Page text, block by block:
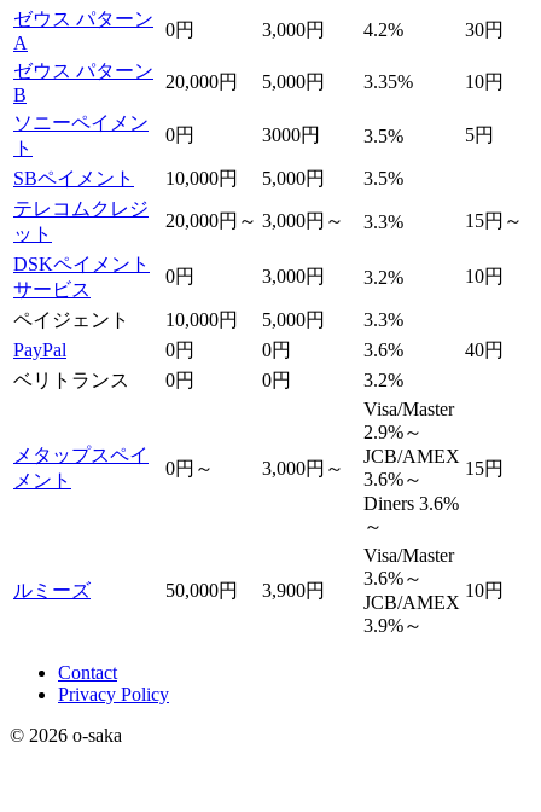
ゼウス パターン
A
0円 3,000円 4.2%
30円
ゼウス パターン
B
20,000円 5,000円 3.35%
10円
ソニーペイメン
ト
0円 3000円 3.5% 5円
SBペイメント 10,000円 5,000円
3.5%
テレコムクレジ
ット
20,000円～ 3,000円～ 3.3% 15円～
DSKペイメント
サービス
0円 3,000円 3.2% 10円
ペイジェント 10,000円 5,000円
3.3%
PayPal
0円 0円 3.6%
40円
ベリトランス
0円 0円 3.2%
メタップスペイ
メント
0円～ 3,000円～
Visa/Master
2.9%～
JCB/AMEX
3.6%～
Diners 3.6%
～
15円
ルミーズ 50,000円 3,900円
Visa/Master
3.6%～
JCB/AMEX
3.9%～
10円
Contact
Privacy Policy
© 2026 o-saka